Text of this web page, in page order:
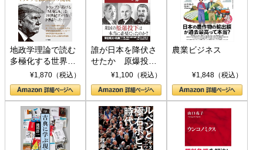
地政学理論で読む
多極化する世界：
トランプとBRICS
の挑戦
¥1,870（税込）
誰が日本を降伏さ
せたか 原爆投
下、ソ連参戦、そ
して聖断 (PHP新
書)
¥1,100（税込）
農業ビジネス
¥1,848（税込）